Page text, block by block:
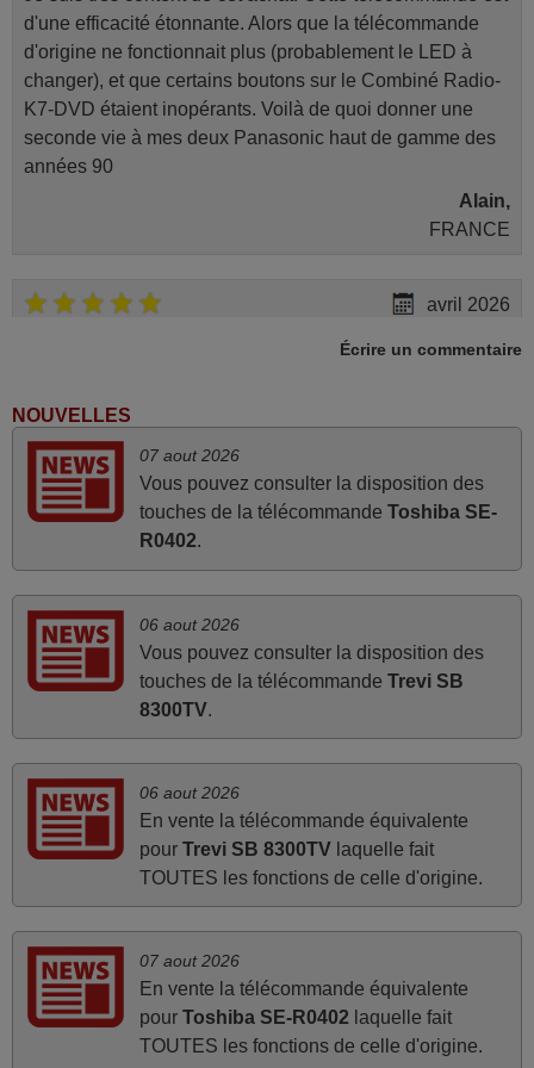
d'une efficacité étonnante. Alors que la télécommande
d'origine ne fonctionnait plus (probablement le LED à
changer), et que certains boutons sur le Combiné Radio-
K7-DVD étaient inopérants. Voilà de quoi donner une
seconde vie à mes deux Panasonic haut de gamme des
années 90
Alain,
FRANCE
avril 2026
Ravie de voir que ma commande effectuée a 13h30est
FRANCE
Concerne la télécommande de remplacement pour le
vidéo projecteur Wimius P20. Un avis provisoire avait été
émis car le délai de 24h était dépassé, néanmoins j'ai
reçu la télécommande au cours du 3ème jour ouvré,
compatible avec mon besoin. Concernant la
fonctionnalité de la télécommande, le produit tient sa
promesse. Le document permet de connaître facilement
la fonction des différentes touches. De plus, elle est
directement utilisable moyennant l'insertion des 2 piles
fournies.
JEAN,
Écrire un commentaire
NOUVELLES
07 aout 2026
Vous pouvez consulter la disposition des
touches de la télécommande Toshiba SE-
R0402.
06 aout 2026
Vous pouvez consulter la disposition des
touches de la télécommande Trevi SB
8300TV.
06 aout 2026
En vente la télécommande équivalente
pour Trevi SB 8300TVlaquelle fait
TOUTES les fonctions de celle d'origine.
07 aout 2026
En vente la télécommande équivalente
pour Toshiba SE-R0402 laquelle fait
TOUTES les fonctions de celle d'origine.